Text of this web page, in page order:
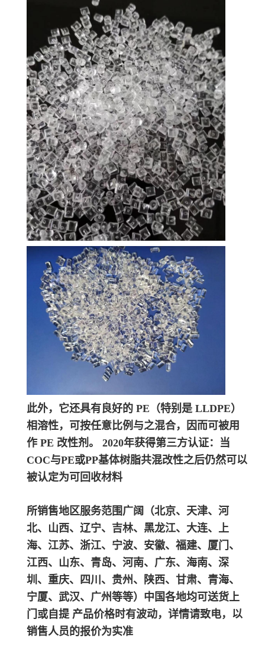
此外，它还具有良好的 PE（特别是 LLDPE）
相溶性，可按任意比例与之混合，因而可被用
作 PE 改性剂。 2020年获得第三方认证：当
COC与PE或PP基体树脂共混改性之后仍然可以
被认定为可回收材料
所销售地区服务范围广阔（北京、天津、河
北、山西、辽宁、吉林、黑龙江、大连、上
海、江苏、浙江、宁波、安徽、福建、厦门、
江西、山东、青岛、河南、广东、海南、深
圳、重庆、四川、贵州、陕西、甘肃、青海、
宁厦、武汉、广州等等）中国各地均可送货上
门或自提 产品价格时有波动，详情请致电，以
销售人员的报价为实准